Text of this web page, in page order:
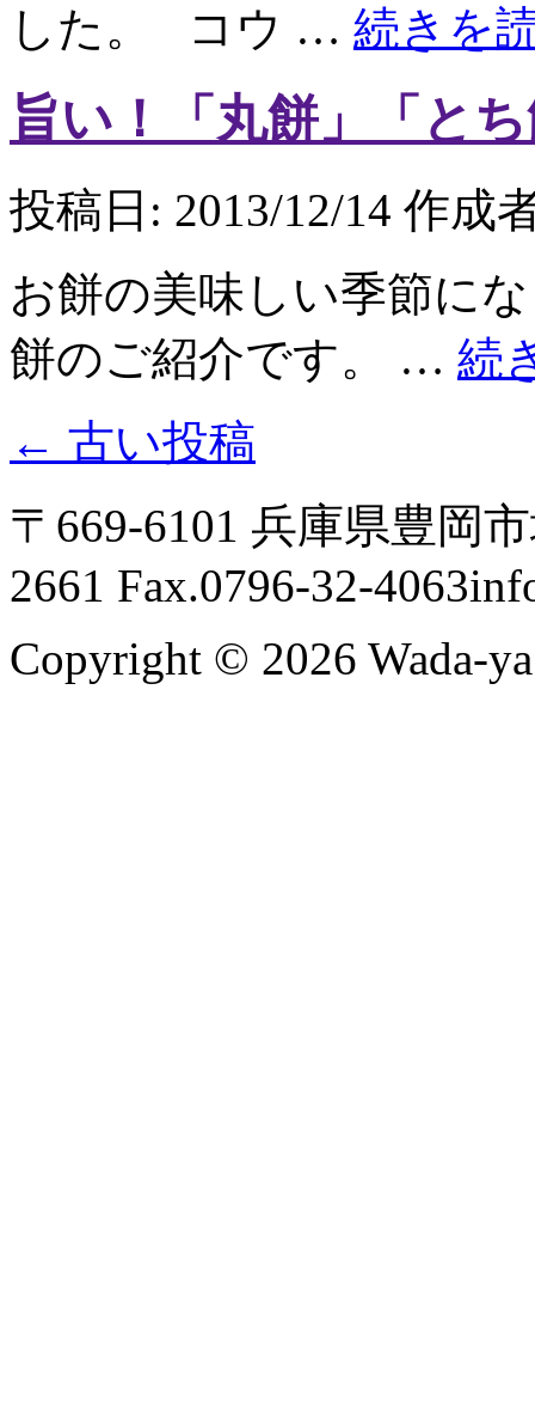
した。 コウ … 続きを
旨い！「丸餅」「と
投稿日: 2013/12/14 作成
お餅の美味しい季節に
餅のご紹介です。 … 続
← 古い投稿
〒669-6101 兵庫県豊岡
2661 Fax.0796-32-4063
Copyright © 2026 Wada-